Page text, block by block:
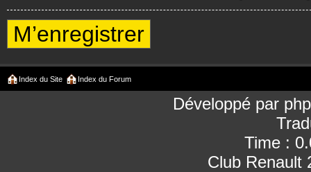
M’enregistrer
Index du Site Index du Forum
Développé par
Time :
Club Renault